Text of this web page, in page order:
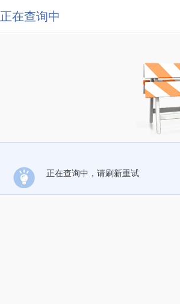
正在查询中
正在查询中，请刷新重试